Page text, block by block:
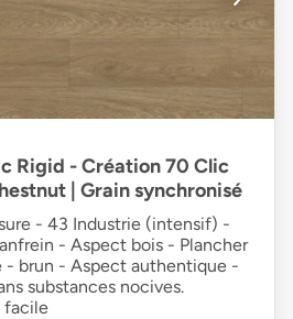
Rigid - Création 70 Clic
| Grain synchronisé
- 43 Industrie (intensif) -
- Aspect bois - Plancher
- brun - Aspect authentique -
substances nocives.
facile